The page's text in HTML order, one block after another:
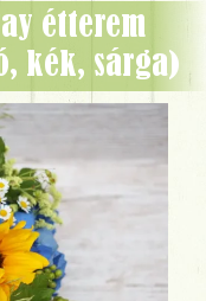
kék, sárga)